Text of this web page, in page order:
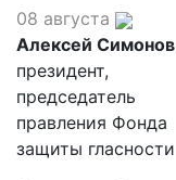
08 августа
Алексей Симонов
президент,
председатель
правления Фонда
защиты гласности